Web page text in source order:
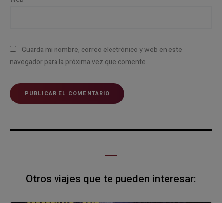
Guarda mi nombre, correo electrónico y web en este
navegador para la próxima vez que comente.
Otros viajes que te pueden interesar: